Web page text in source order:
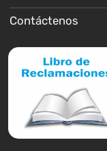
Contáctenos